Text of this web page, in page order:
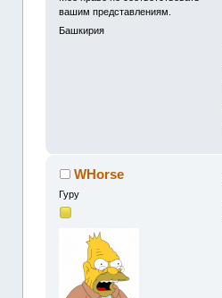
вашим представлениям.
Башкирия
WHorse
Гуру